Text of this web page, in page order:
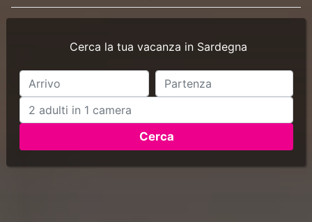
Cerca la tua vacanza in Sardegna
Cerca